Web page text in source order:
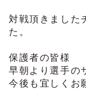
対戦頂きました
た。
保護者の皆様
早朝より選手の
今後も宜しくお